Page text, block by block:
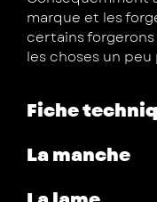
marque et les
certains
les choses un
Fiche
La manche